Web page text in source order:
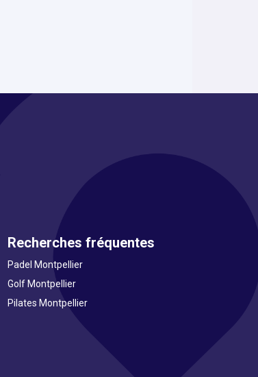
Recherches fréquentes
Padel Montpellier
Golf Montpellier
Pilates Montpellier